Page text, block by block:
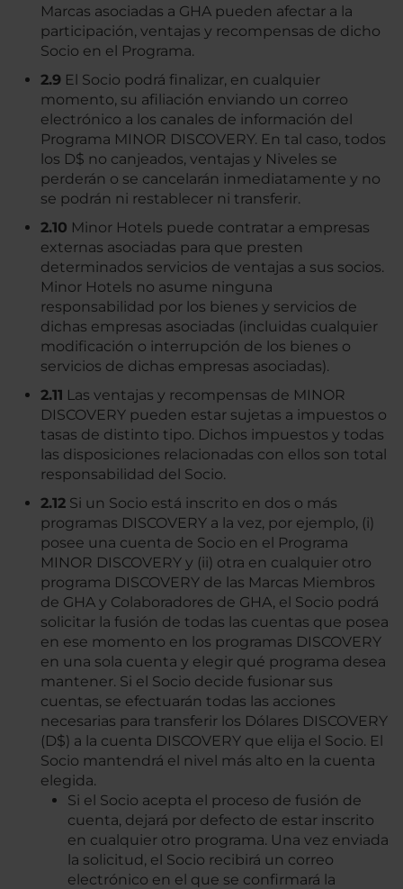
Marcas asociadas a GHA pueden afectar a la
participación, ventajas y recompensas de dicho
Socio en el Programa.
2.9 El Socio podrá finalizar, en cualquier
momento, su afiliación enviando un correo
electrónico a los canales de información del
Programa MINOR DISCOVERY. En tal caso, todos
los D$ no canjeados, ventajas y Niveles se
perderán o se cancelarán inmediatamente y no
se podrán ni restablecer ni transferir.
2.10 Minor Hotels puede contratar a empresas
externas asociadas para que presten
determinados servicios de ventajas a sus socios.
Minor Hotels no asume ninguna
responsabilidad por los bienes y servicios de
dichas empresas asociadas (incluidas cualquier
modificación o interrupción de los bienes o
servicios de dichas empresas asociadas).
2.11 Las ventajas y recompensas de MINOR
DISCOVERY pueden estar sujetas a impuestos o
tasas de distinto tipo. Dichos impuestos y todas
las disposiciones relacionadas con ellos son total
responsabilidad del Socio.
2.12 Si un Socio está inscrito en dos o más
programas DISCOVERY a la vez, por ejemplo, (i)
posee una cuenta de Socio en el Programa
MINOR DISCOVERY y (ii) otra en cualquier otro
programa DISCOVERY de las Marcas Miembros
de GHA y Colaboradores de GHA, el Socio podrá
solicitar la fusión de todas las cuentas que posea
en ese momento en los programas DISCOVERY
en una sola cuenta y elegir qué programa desea
mantener. Si el Socio decide fusionar sus
cuentas, se efectuarán todas las acciones
necesarias para transferir los Dólares DISCOVERY
(D$) a la cuenta DISCOVERY que elija el Socio. El
Socio mantendrá el nivel más alto en la cuenta
elegida.
Si el Socio acepta el proceso de fusión de
cuenta, dejará por defecto de estar inscrito
en cualquier otro programa. Una vez enviada
la solicitud, el Socio recibirá un correo
electrónico en el que se confirmará la